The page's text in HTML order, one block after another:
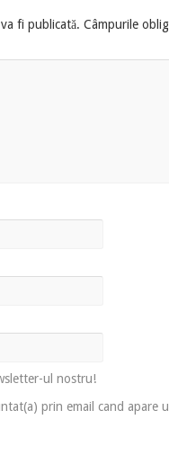
fi publicată. Câmpurile
ul nostru!
prin email cand apare